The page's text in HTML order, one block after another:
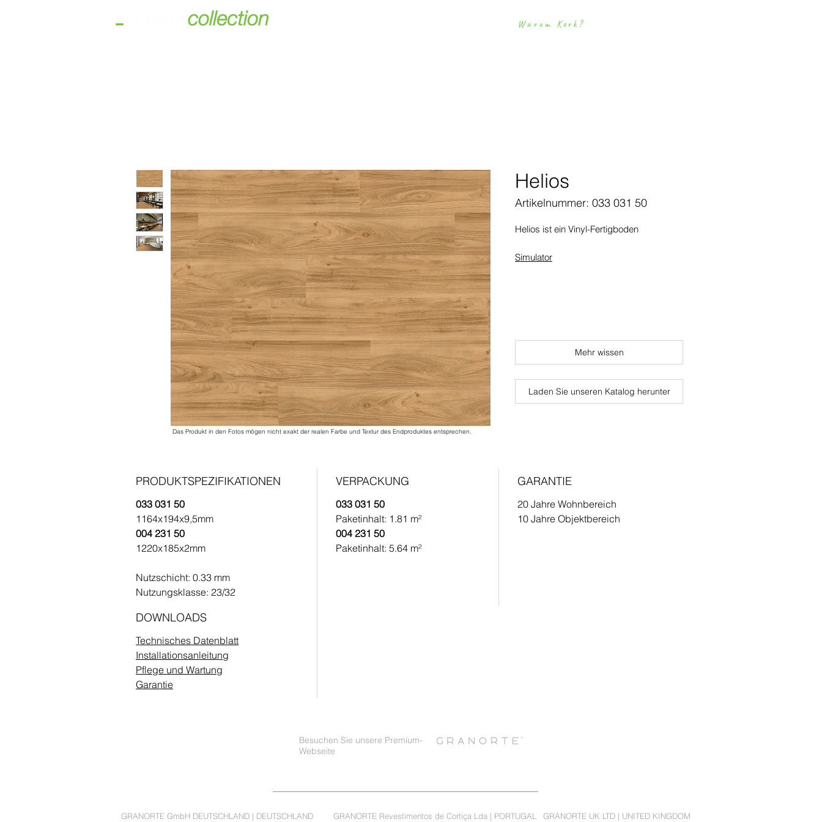
Warum Kork?
Helios
Artikelnummer: 033 031 50
Helios ist ein Vinyl-Fertigboden
Simulator
PRODUKTSPEZIFIKATIONEN
033 031 50
1164x194x9,5mm
004 231 50
1220x185x2mm
Nutzschicht: 0.33 mm
Nutzungsklasse: 23/32
VERPACKUNG
033 031 50
Paketinhalt: 1.81 m²
004 231 50
Paketinhalt: 5.64 m²
GARANTIE
20 Jahre Wohnbereich
10 Jahre Objektbereich
DOWNLOADS
Technisches Datenblatt
Installationsanleitung
Pflege und Wartung
Garantie
Mehr wissen
Laden Sie unseren Katalog herunter
Das Produkt in den Fotos mögen nicht exakt der realen Farbe und Textur des Endproduktes entsprechen.
Besuchen Sie unsere Premium-
Webseite
GRANORTE GmbH DEUTSCHLAND | DEUTSCHLAND GRANORTE Revestimentos de Cortiça Lda | PORTUGAL GRANORTE UK LTD | UNITED KINGDOM